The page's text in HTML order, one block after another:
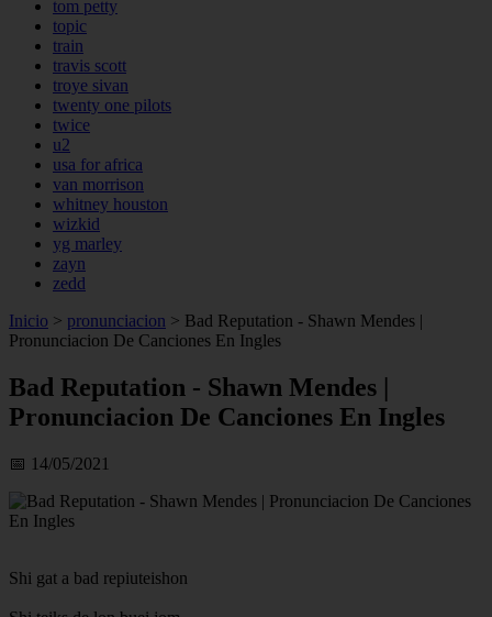
tom petty
topic
train
travis scott
troye sivan
twenty one pilots
twice
u2
usa for africa
van morrison
whitney houston
wizkid
yg marley
zayn
zedd
Inicio > pronunciacion > Bad Reputation - Shawn Mendes |
Pronunciacion De Canciones En Ingles
Bad Reputation - Shawn Mendes |
Pronunciacion De Canciones En Ingles
📅 14/05/2021
Shi gat a bad repiuteishon